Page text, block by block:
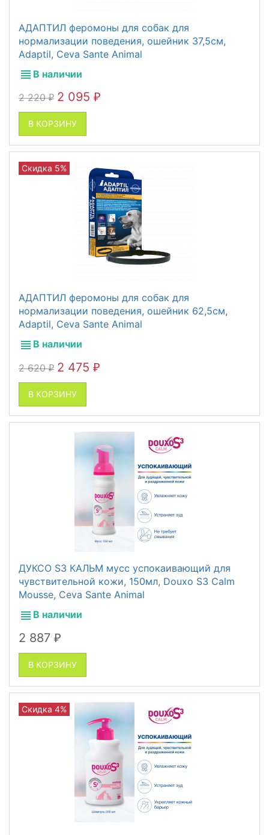
АДАПТИЛ феромоны для собак для
нормализации поведения, ошейник 37,5см,
Adaptil, Ceva Sante Animal
В наличии
2 220₽ 2 095 ₽
В КОРЗИНУ
АДАПТИЛ феромоны для собак для
нормализации поведения, ошейник 62,5см,
Adaptil, Ceva Sante Animal
В наличии
2 620₽ 2 475 ₽
В КОРЗИНУ
Скидка 5%
ДУКСО S3 КАЛЬМ мусс успокаивающий для
чувствительной кожи, 150мл, Douxo S3 Calm
Mousse, Ceva Sante Animal
В наличии
2 887 ₽
В КОРЗИНУ
Скидка 4%